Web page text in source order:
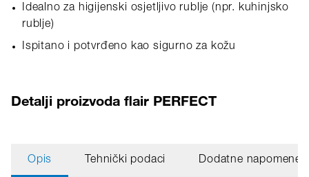
Idealno za higijenski osjetljivo rublje (npr. kuhinjsko
rublje)
Ispitano i potvrđeno kao sigurno za kožu
Detalji proizvoda flair PERFECT
Opis Tehnički podaci Dodatne napomene